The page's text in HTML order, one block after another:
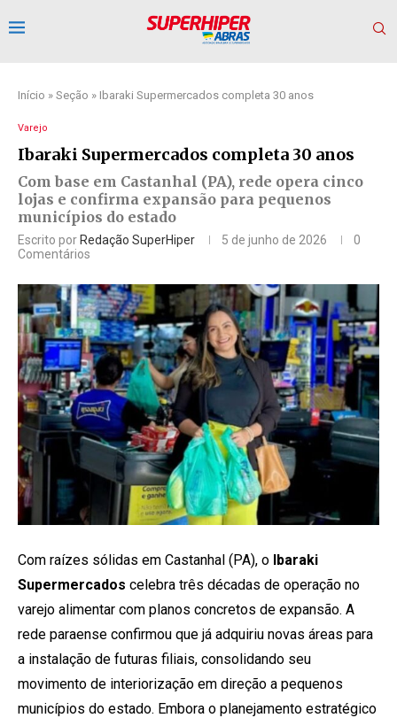
Início » Seção » Ibaraki Supermercados completa 30 anos
Varejo
Ibaraki Supermercados completa 30 anos
Com base em Castanhal (PA), rede opera cinco
lojas e confirma expansão para pequenos
municípios do estado
Escrito porRedação SuperHiper 5 de junho de 2026
0
Comentários
Com raízes sólidas em Castanhal (PA), o Ibaraki
Supermercados celebra três décadas de operação no
varejo alimentar com planos concretos de expansão. A
rede paraense confirmou que já adquiriu novas áreas para
a instalação de futuras filiais, consolidando seu
movimento de interiorização em direção a pequenos
municípios do estado. Embora o planejamento estratégico